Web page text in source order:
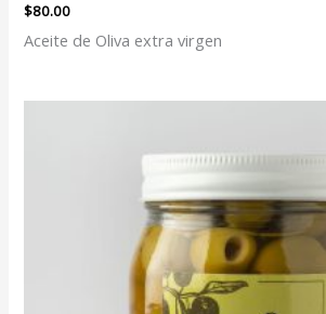
$80.00
Aceite de Oliva extra virgen